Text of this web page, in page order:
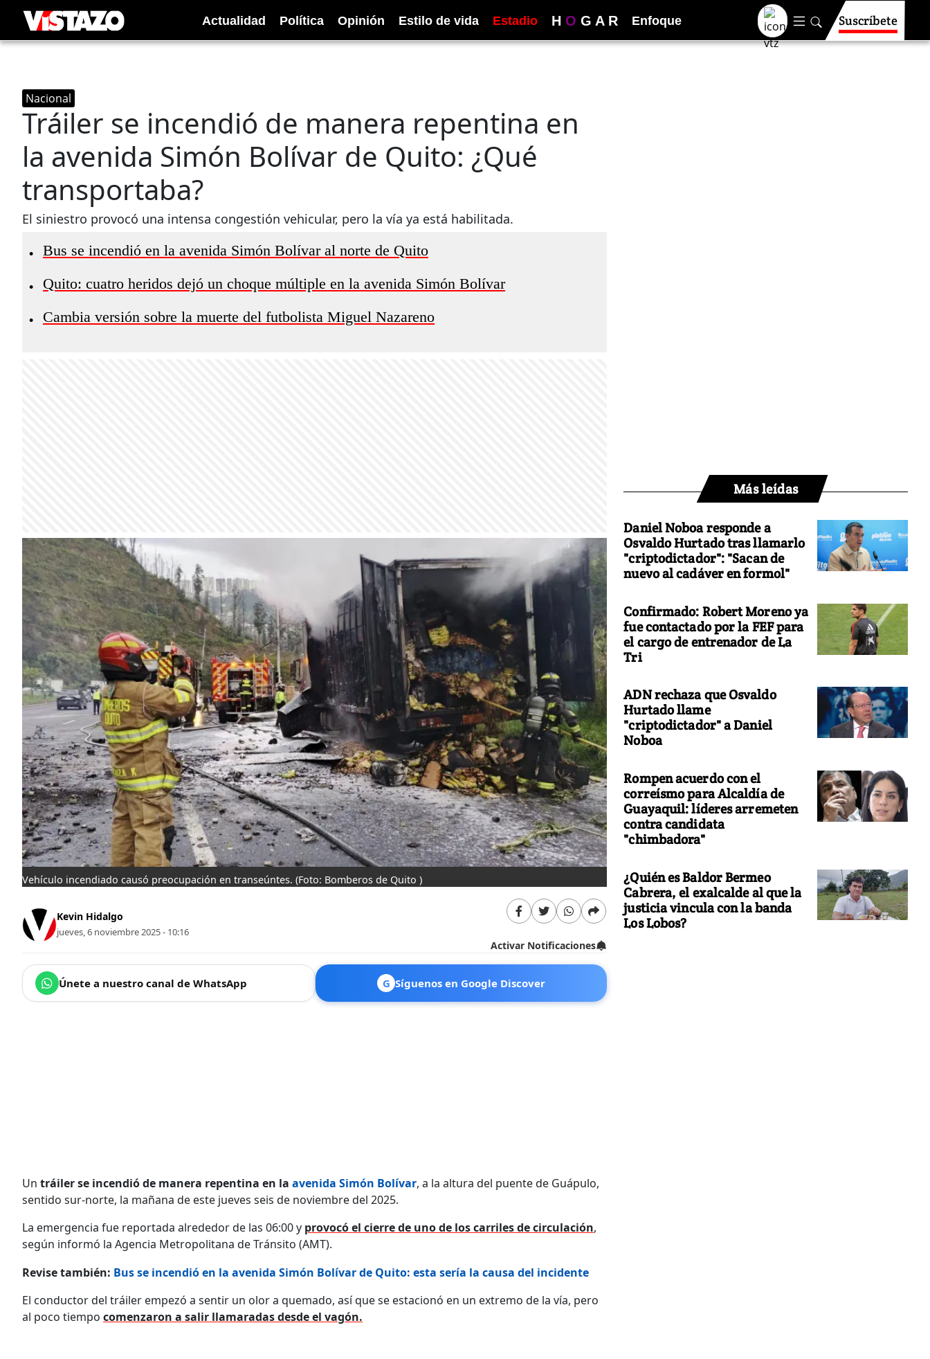
Actualidad Política Opinión Estilo de vida Estadio H O G A R Enfoque Suscríbete
Nacional
Tráiler se incendió de manera repentina en
la avenida Simón Bolívar de Quito: ¿Qué
transportaba?
El siniestro provocó una intensa congestión vehicular, pero la vía ya está habilitada.
• Bus se incendió en la avenida Simón Bolívar al norte de Quito
• Quito: cuatro heridos dejó un choque múltiple en la avenida Simón Bolívar
• Cambia versión sobre la muerte del futbolista Miguel Nazareno
Vehículo incendiado causó preocupación en transeúntes. (Foto: Bomberos de Quito )
Kevin Hidalgo
jueves, 6 noviembre 2025 - 10:16
Activar Notificaciones
Únete a nuestro canal de WhatsApp G Síguenos en Google Discover
Un tráiler se incendió de manera repentina en la avenida Simón Bolívar, a la altura del puente de Guápulo,
sentido sur-norte, la mañana de este jueves seis de noviembre del 2025.
La emergencia fue reportada alrededor de las 06:00 y provocó el cierre de uno de los carriles de circulación,
según informó la Agencia Metropolitana de Tránsito (AMT).
Revise también: Bus se incendió en la avenida Simón Bolívar de Quito: esta sería la causa del incidente
El conductor del tráiler empezó a sentir un olor a quemado, así que se estacionó en un extremo de la vía, pero
al poco tiempo comenzaron a salir llamaradas desde el vagón.
Más leídas
Daniel Noboa responde a
Osvaldo Hurtado tras llamarlo
"criptodictador": "Sacan de
nuevo al cadáver en formol"
Confirmado: Robert Moreno ya
fue contactado por la FEF para
el cargo de entrenador de La
Tri
ADN rechaza que Osvaldo
Hurtado llame
"criptodictador" a Daniel
Noboa
Rompen acuerdo con el
correísmo para Alcaldía de
Guayaquil: líderes arremeten
contra candidata
"chimbadora"
¿Quién es Baldor Bermeo
Cabrera, el exalcalde al que la
justicia vincula con la banda
Los Lobos?